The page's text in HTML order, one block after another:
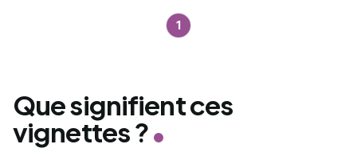
1
Que signifient ces
vignettes ?